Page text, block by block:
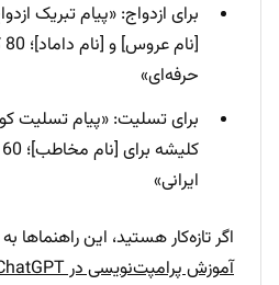
برای ازدواج: «پیام تبریک
حرفه‌ای»
برای تسلیت: «پیام تسلیت
ایرانی»
اگر تازه‌کار هستید، این
آموزش پرامپت‌نویسی در ChatGPT